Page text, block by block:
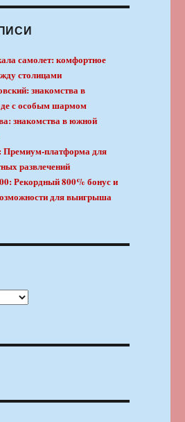
самолет: комфортное
столицами
знакомства в
с особым шармом
знакомства в южной
Премиум-платформа для
развлечений
Рекордный 800% бонус и
для выигрыша